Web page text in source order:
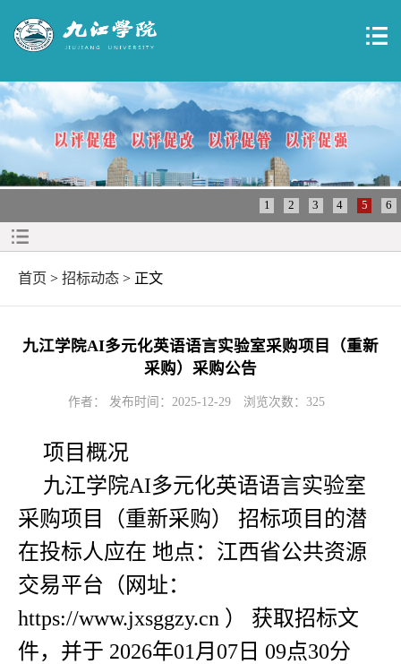
1 2 3 4 5 6
首页 > 招标动态 > 正文
九江学院AI多元化英语语言实验室采购项目（重新
采购）采购公告
作者： 发布时间：2025-12-29 浏览次数： 325
项目概况
九江学院AI多元化英语语言实验室
采购项目（重新采购） 招标项目的潜
在投标人应在 地点：江西省公共资源
交易平台（网址：
https://www.jxsggzy.cn ） 获取招标文
件，并于 2026年01月07日 09点30分